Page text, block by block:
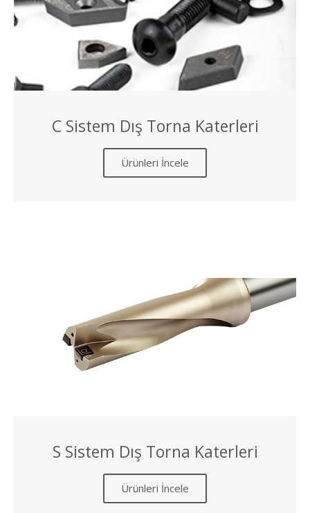
C Sistem Dış Torna Katerleri
Ürünleri İncele
S Sistem Dış Torna Katerleri
Ürünleri İncele